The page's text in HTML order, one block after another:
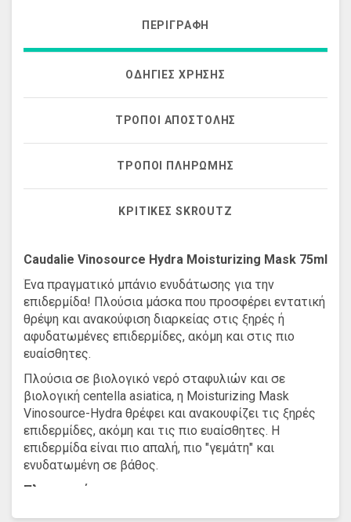
ΠΕΡΙΓΡΑΦΉ
ΟΔΗΓΊΕΣ ΧΡΉΣΗΣ
ΤΡΌΠΟΙ ΑΠΟΣΤΟΛΉΣ
ΤΡΌΠΟΙ ΠΛΗΡΩΜΉΣ
ΚΡΙΤΙΚΈΣ SKROUTZ
Caudalie Vinosource Hydra Moisturizing Mask 75ml
Ένα πραγματικό μπάνιο ενυδάτωσης για την
επιδερμίδα! Πλούσια μάσκα που προσφέρει εντατική
θρέψη και ανακούφιση διαρκείας στις ξηρές ή
αφυδατωμένες επιδερμίδες, ακόμη και στις πιο
ευαίσθητες.
Πλούσια σε βιολογικό νερό σταφυλιών και σε
βιολογική centella asiatica, η Moisturizing Mask
Vinosource-Hydra θρέφει και ανακουφίζει τις ξηρές
επιδερμίδες, ακόμη και τις πιο ευαίσθητες. Η
επιδερμίδα είναι πιο απαλή, πιο "γεμάτη" και
ενυδατωμένη σε βάθος.
Πλεονεκτήματα:
Εντατική θρέψη